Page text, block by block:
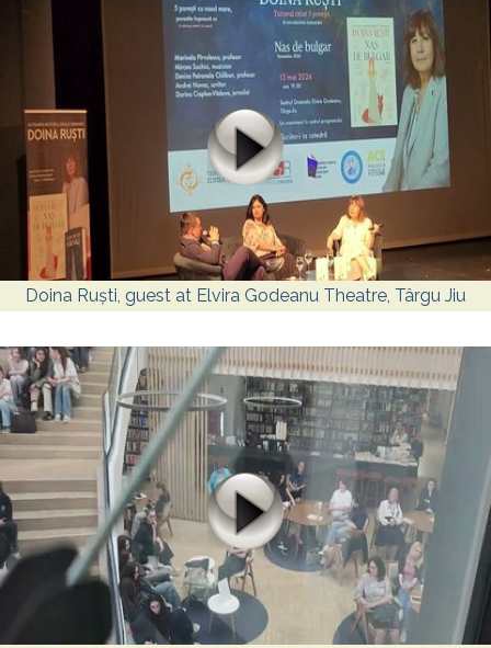
Doina Ruști, guest at Elvira Godeanu Theatre, Târgu Jiu